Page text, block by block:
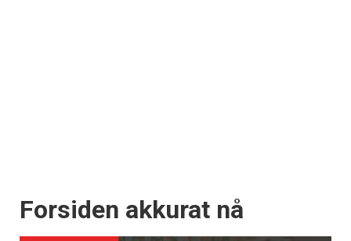
Forsiden akkurat nå